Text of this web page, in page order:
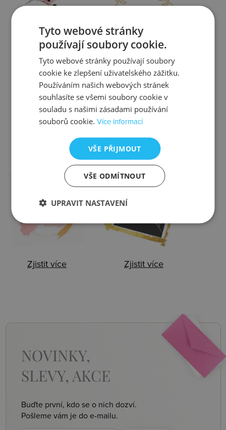
Zjistit více Zjistit více
Kontrola Výměna
Zjistit více
Ztráta
Zjistit více
Balení
Zjistit více
NOVINKY,
SLEVY, AKCE
Buďte první, kdo se o nich dozví.
Pošleme vám je do e-mailu.
Tyto webové stránky
používají soubory cookie.
Tyto webové stránky používají soubory
cookie ke zlepšení uživatelského zážitku.
Používáním našich webových stránek
souhlasíte se všemi soubory cookie v
souladu s našimi zásadami používání
souborů cookie.Více informací
VŠE PŘIJMOUT
VŠE ODMÍTNOUT
UPRAVIT NASTAVENÍ